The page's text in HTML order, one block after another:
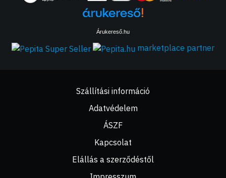
Árukereső.hu
marketplace partner
Szállítási információ
Adatvédelem
ÁSZF
Kapcsolat
Elállás a szerződéstől